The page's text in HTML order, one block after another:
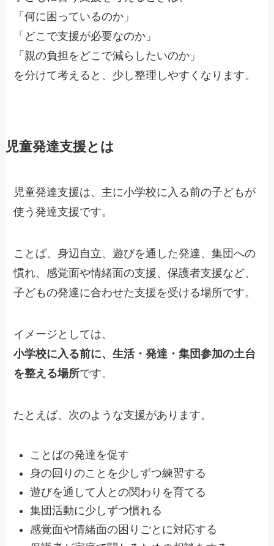
「何に困っているのか」
「どこで支援が必要なのか」
「親の負担をどこで減らしたいのか」
を分けて考えると、少し整理しやすくなります。
児童発達支援とは
児童発達支援は、主に小学校に入る前の子どもが
使う発達支援です。
ことば、身辺自立、遊びを通した発達、集団への
慣れ、感覚面や情緒面の支援、保護者支援など、
子どもの発達に合わせた支援を受ける場所です。
イメージとしては、
小学校に入る前に、生活・発達・集団参加の土台
を整える場所です。
たとえば、次のような支援があります。
ことばの発達を促す
身の回りのことを少しずつ練習する
遊びを通して人との関わりを育てる
集団活動に少しずつ慣れる
感覚面や情緒面の困りごとに対応する